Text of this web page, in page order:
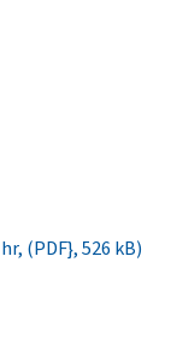
(PDF}, 526 kB)